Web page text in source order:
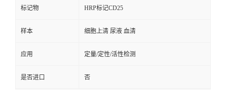
标记物 HRP标记CD25
样本 细胞上清 尿液 血清
应用 定量/定性/活性检测
是否进口 否